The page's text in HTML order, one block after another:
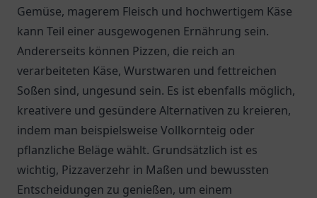
Gemüse, magerem Fleisch und hochwertigem Käse
kann Teil einer ausgewogenen Ernährung sein.
Andererseits können Pizzen, die reich an
verarbeiteten Käse, Wurstwaren und fettreichen
Soßen sind, ungesund sein. Es ist ebenfalls möglich,
kreativere und gesündere Alternativen zu kreieren,
indem man beispielsweise Vollkornteig oder
pflanzliche Beläge wählt. Grundsätzlich ist es
wichtig, Pizzaverzehr in Maßen und bewussten
Entscheidungen zu genießen, um einem